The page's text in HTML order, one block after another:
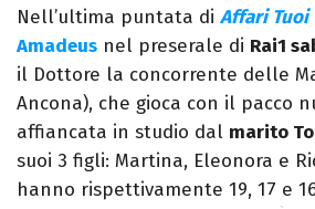
Ho lavorato come web
freelance per diverse
Nell’ultima puntata di Affari Tuoi
Amadeus nel preserale di Rai1
il Dottore la concorrente delle
Ancona), che gioca con il pacco
affiancata in studio dal marito
suoi 3 figli: Martina, Eleonora e
hanno rispettivamente 19, 17 e